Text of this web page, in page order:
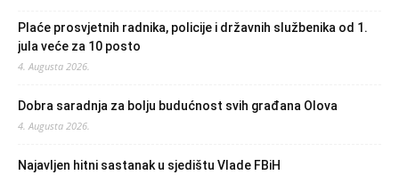
Plaće prosvjetnih radnika, policije i državnih službenika od 1.
jula veće za 10 posto
4. Augusta 2026.
Dobra saradnja za bolju budućnost svih građana Olova
4. Augusta 2026.
Najavljen hitni sastanak u sjedištu Vlade FBiH